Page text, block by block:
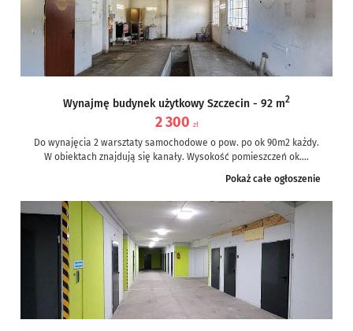
Wynajmę budynek użytkowy Szczecin - 92 m2
2 300 zł
Do wynajęcia 2 warsztaty samochodowe o pow. po ok 90m2 każdy.
W obiektach znajdują się kanały. Wysokość pomieszczeń ok....
Pokaż całe ogłoszenie